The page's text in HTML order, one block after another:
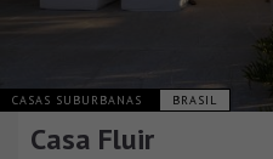
CASAS SUBURBANAS BRASIL
Casa Fluir